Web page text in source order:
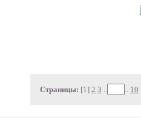
Страницы: [1] 2 3 10